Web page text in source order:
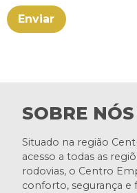
SOBRE NÓS
Situado na região
acesso a todas as
rodovias, o Centro
conforto, segurança e